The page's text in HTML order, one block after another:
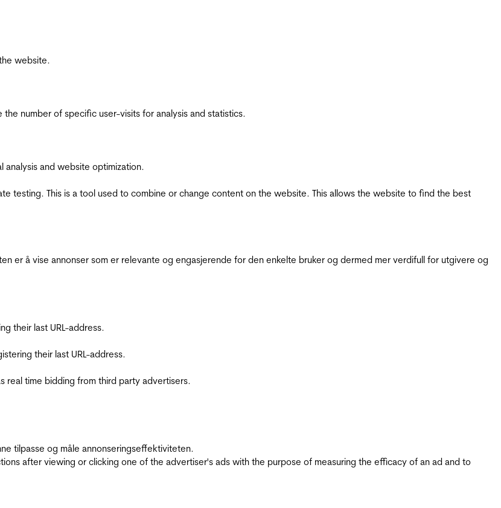
website.
number of specific user-visits for analysis and statistics.
analysis and website optimization.
testing. This is a tool used to combine or change content on the website. This allows the website to find the best
er å vise annonser som er relevante og engasjerende for den enkelte bruker og dermed mer verdifull for utgivere og
their last URL-address.
their last URL-address.
real time bidding from third party advertisers.
tilpasse og måle annonseringseffektiviteten.
after viewing or clicking one of the advertiser's ads with the purpose of measuring the efficacy of an ad and to